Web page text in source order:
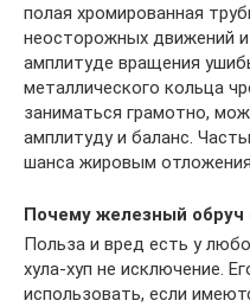
полая хромированная
неосторожных движений
амплитуде вращения
металлического кольца
заниматься грамотно,
амплитуду и баланс.
шанса жировым
Почему железный
Польза и вред есть у
хула-хуп не исключение.
использовать, если